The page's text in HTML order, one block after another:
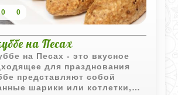
0 0
на Песах
на Песах - это вкусное
для празднования
представляют собой
шарики или котлетки,